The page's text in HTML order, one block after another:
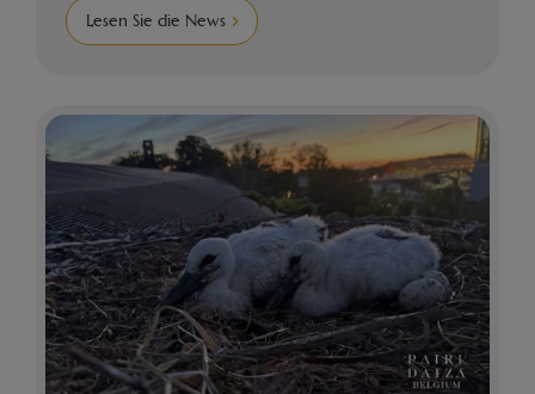
Lesen Sie die News